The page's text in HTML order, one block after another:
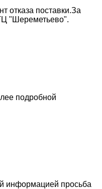
отказа поставки.За
"Шереметьево".
подробной
информацией просьба